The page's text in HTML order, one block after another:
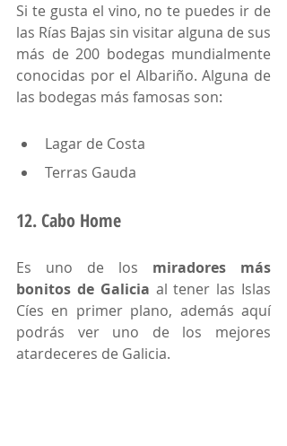
Si te gusta el vino, no te puedes ir de
las Rías Bajas sin visitar alguna de sus
más de 200 bodegas mundialmente
conocidas por el Albariño. Alguna de
las bodegas más famosas son:
Lagar de Costa
Terras Gauda
12. Cabo Home
Es uno de los miradores más
bonitos de Galicia al tener las Islas
Cíes en primer plano, además aquí
podrás ver uno de los mejores
atardeceres de Galicia.